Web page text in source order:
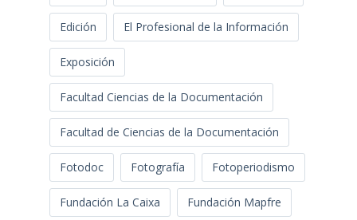
Edición El Profesional de la Información
Exposición
Facultad Ciencias de la Documentación
Facultad de Ciencias de la Documentación
Fotodoc Fotografía Fotoperiodismo
Fundación La Caixa Fundación Mapfre